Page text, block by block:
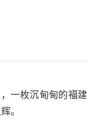
一枚沉甸甸的福建
。